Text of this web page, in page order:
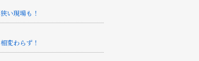
狭い現場も！
相変わらず！